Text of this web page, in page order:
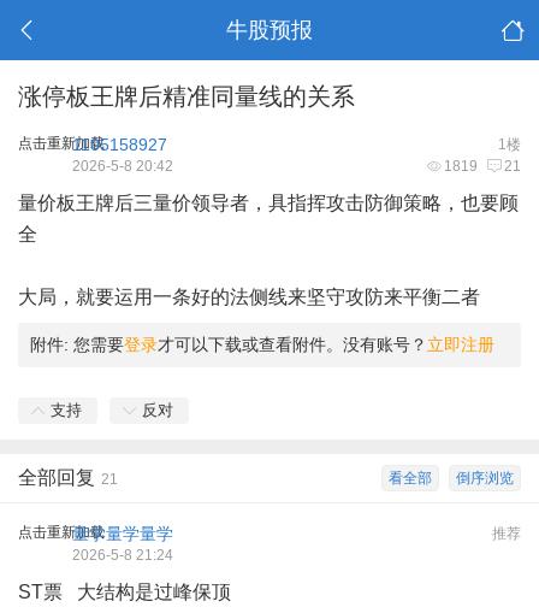
牛股预报
涨停板王牌后精准同量线的关系
点击重新加载 1楼
1105158927
1819 21
2026-5-8 20:42
量价板王牌后三量价领导者，具指挥攻击防御策略，也要顾
全
大局，就要运用一条好的法侧线来坚守攻防来平衡二者
附件: 您需要登录才可以下载或查看附件。没有账号？ 立即注册
支持 反对
倒序浏览
看全部
全部回复 21
点击重新加载 推荐
量学量学量学
2026-5-8 21:24
ST票 大结构是过峰保顶